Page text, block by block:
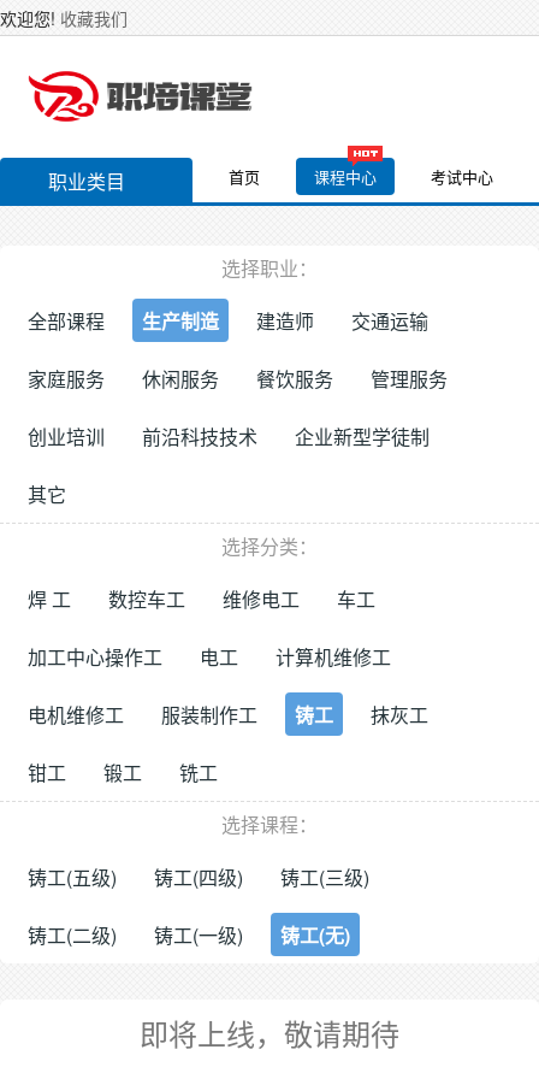
欢迎您! 收藏我们
职业类目 首页 课程中心 考试中心
选择职业：
全部课程
生产制造 建造师 交通运输
家庭服务 休闲服务 餐饮服务 管理服务
创业培训 前沿科技技术 企业新型学徒制
其它
选择分类：
焊 工
数控车工 维修电工 车工
加工中心操作工 电工 计算机维修工
电机维修工 服装制作工 铸工 抹灰工
钳工 锻工
铣工
选择课程：
铸工(五级)
铸工(四级) 铸工(三级)
铸工(二级) 铸工(一级) 铸工(无)
即将上线，敬请期待